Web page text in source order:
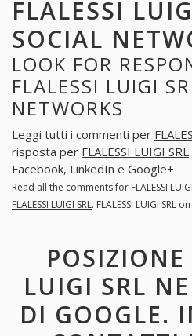
FLALESSI
SOCIAL
LOOK FOR
FLALESSI LUIGI
NETWORKS
Leggi tutti i commenti per
risposta per FLALESSI LUIGI SRL
Facebook, LinkedIn e Google+
Read all the comments for FLALESSI
FLALESSI LUIGI SRL. FLALESSI LUIGI SRL
POSIZIONE
LUIGI SRL
DI GOOGLE.